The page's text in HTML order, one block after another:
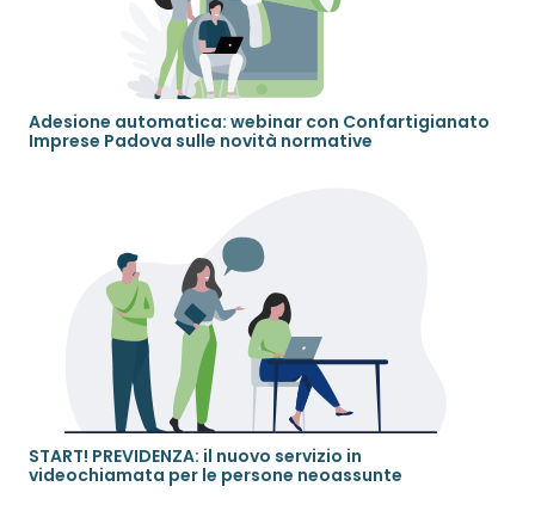
Adesione automatica: webinar con Confartigianato
Imprese Padova sulle novità normative
START! PREVIDENZA: il nuovo servizio in
videochiamata per le persone neoassunte